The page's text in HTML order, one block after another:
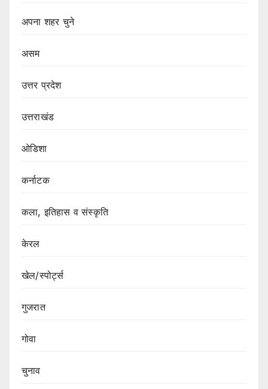
अपना शहर चुने
असम
उत्तर प्रदेश
उत्तराखंड
ओडिशा
कर्नाटक
कला, इतिहास व संस्कृति
केरल
खेल/स्पोर्ट्स
गुजरात
गोवा
चुनाव